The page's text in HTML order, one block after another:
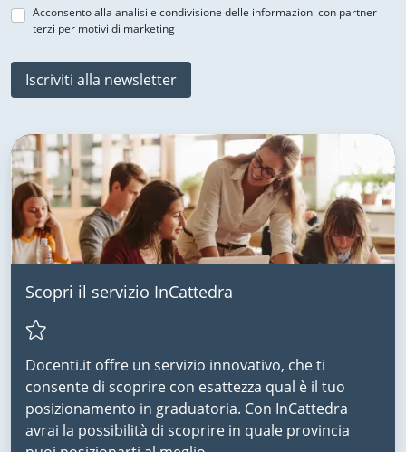
Acconsento alla analisi e condivisione delle informazioni con partner
terzi per motivi di marketing
Iscriviti alla newsletter
Scopri il servizio InCattedra
Docenti.it offre un servizio innovativo, che ti
consente di scoprire con esattezza qual è il tuo
posizionamento in graduatoria. Con InCattedra
avrai la possibilità di scoprire in quale provincia